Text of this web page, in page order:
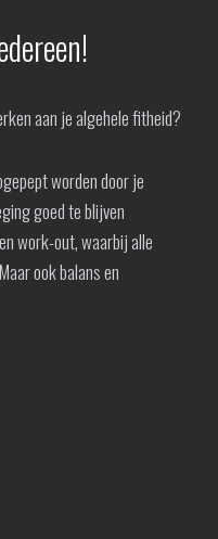
aan je algehele fitheid?
worden door je
goed te blijven
work-out, waarbij alle
ook balans en